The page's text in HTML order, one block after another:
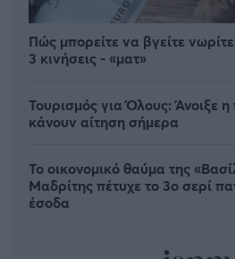
Πώς μπορείτε να βγείτε
3 κινήσεις - «ματ»
Τουρισμός για Όλους: Άνοιξε
κάνουν αίτηση σήμερα
Το οικονομικό θαύμα της
Μαδρίτης πέτυχε το 3ο σερί
έσοδα